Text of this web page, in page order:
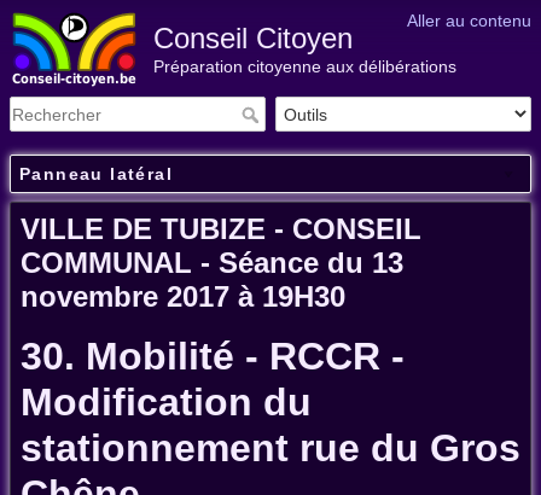
Aller au contenu
Conseil Citoyen
Préparation citoyenne aux délibérations
Panneau latéral
VILLE DE TUBIZE - CONSEIL
COMMUNAL - Séance du 13
novembre 2017 à 19H30
30. Mobilité - RCCR -
Modification du
stationnement rue du Gros